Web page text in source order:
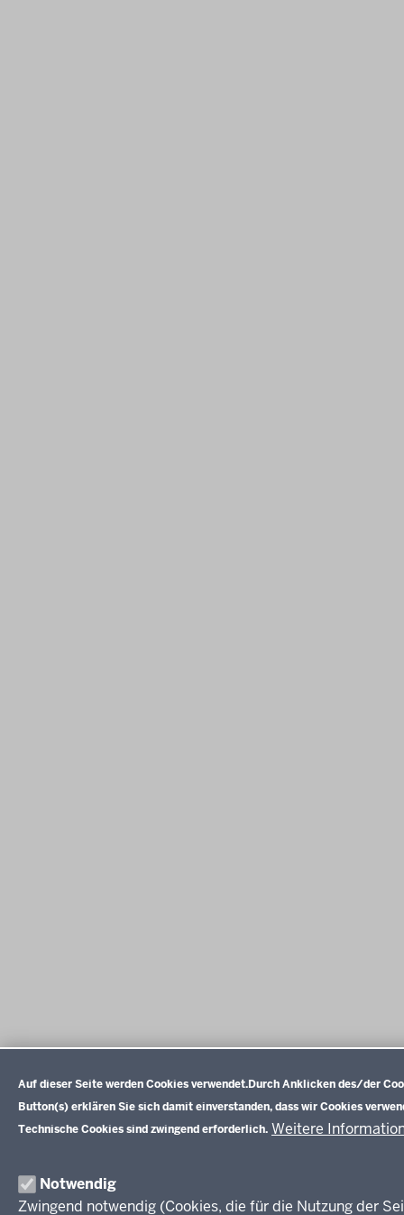
Auf dieser Seite werden Cookies verwendet.Durch Anklicken des/der
Button(s) erklären Sie sich damit einverstanden, dass wir Cookies
Technische Cookies sind zwingend erforderlich. Weitere
Notwendig
Zwingend notwendig (Cookies, die für die Nutzung der